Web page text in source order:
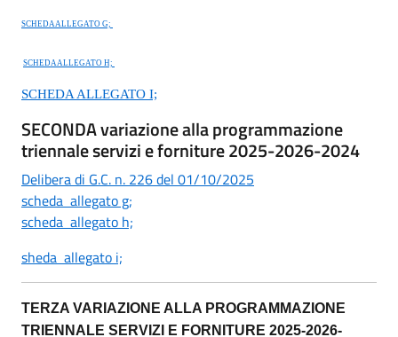
SCHEDA ALLEGATO G;
SCHEDA ALLEGATO H;
SCHEDA ALLEGATO I;
SECONDA variazione alla programmazione
triennale servizi e forniture 2025-2026-2024
Delibera di G.C. n. 226 del 01/10/2025
scheda allegato g;
scheda allegato h;
sheda allegato i;
TERZA VARIAZIONE ALLA PROGRAMMAZIONE
TRIENNALE SERVIZI E FORNITURE 2025-2026-